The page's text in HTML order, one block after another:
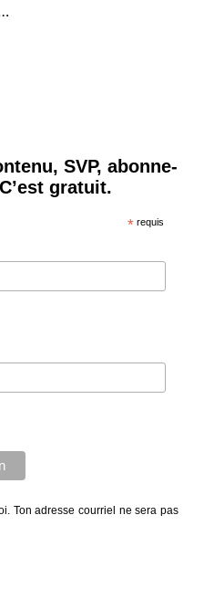
SVP, abonne-
gratuit.
* requis
Ton adresse courriel ne sera pas